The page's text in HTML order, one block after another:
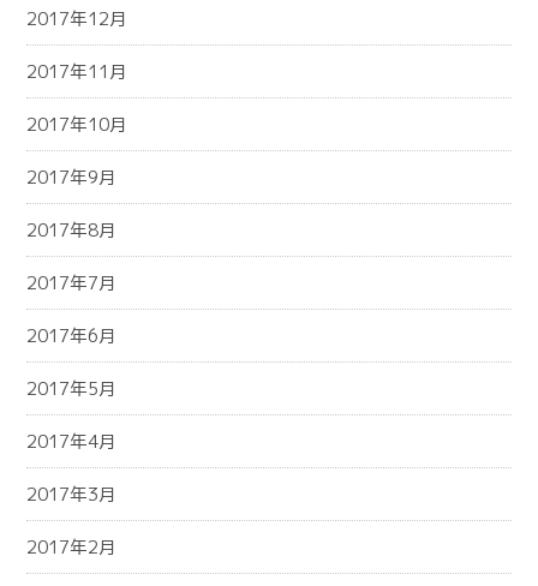
2017年12月
2017年11月
2017年10月
2017年9月
2017年8月
2017年7月
2017年6月
2017年5月
2017年4月
2017年3月
2017年2月